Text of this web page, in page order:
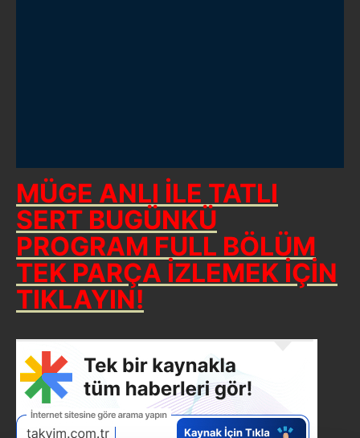
MÜGE ANLI İLE TATLI
SERT BUGÜNKÜ
PROGRAM FULL BÖLÜM
TEK PARÇA İZLEMEK İÇİN
TIKLAYIN!